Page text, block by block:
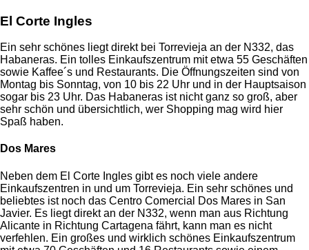
El Corte Ingles
Ein sehr schönes liegt direkt bei Torrevieja an der N332, das
Habaneras. Ein tolles Einkaufszentrum mit etwa 55 Geschäften
sowie Kaffee´s und Restaurants. Die Öffnungszeiten sind von
Montag bis Sonntag, von 10 bis 22 Uhr und in der Hauptsaison
sogar bis 23 Uhr. Das Habaneras ist nicht ganz so groß, aber
sehr schön und übersichtlich, wer Shopping mag wird hier
Spaß haben.
Dos Mares
Neben dem El Corte Ingles gibt es noch viele andere
Einkaufszentren in und um Torrevieja. Ein sehr schönes und
beliebtes ist noch das Centro Comercial Dos Mares in San
Javier. Es liegt direkt an der N332, wenn man aus Richtung
Alicante in Richtung Cartagena fährt, kann man es nicht
verfehlen. Ein großes und wirklich schönes Einkaufszentrum